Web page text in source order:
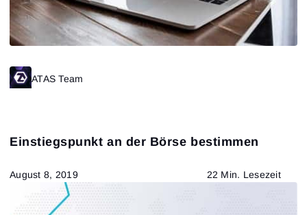
ATAS Team
Einstiegspunkt an der Börse bestimmen
August 8, 2019 22 Min. Lesezeit